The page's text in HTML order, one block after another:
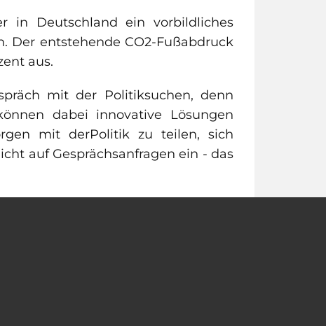
in Deutschland ein vorbildliches
Der entstehende CO2-Fußabdruck
aus.
mit der Politiksuchen, denn
dabei innovative Lösungen
mit derPolitik zu teilen, sich
auf Gesprächsanfragen ein - das